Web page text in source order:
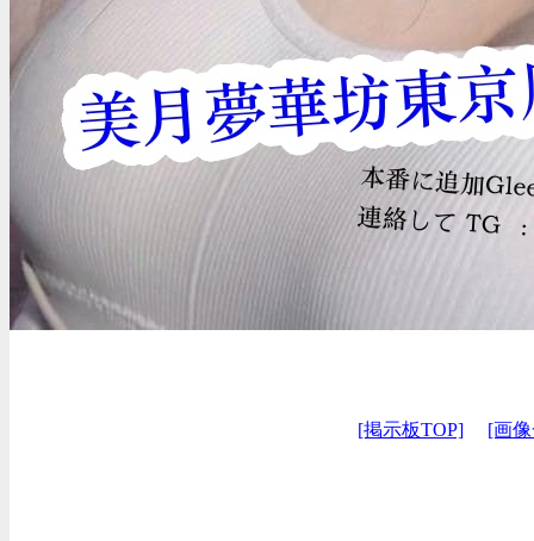
[掲示板TOP] [画